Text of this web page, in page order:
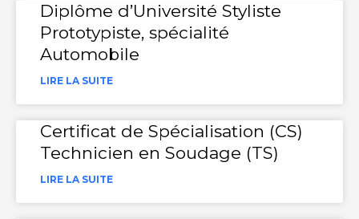
Diplôme d’Université Styliste
Prototypiste, spécialité
Automobile
LIRE LA SUITE
Certificat de Spécialisation (CS)
Technicien en Soudage (TS)
LIRE LA SUITE